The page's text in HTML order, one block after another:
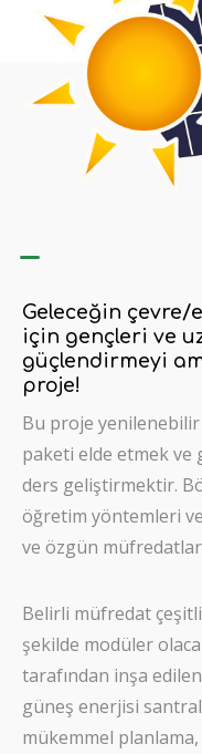
–
Geleceğin çevre/
için gençleri ve
güçlendirmeyi
proje!
Bu proje
paketi elde etmek
ders geliştirmektir.
öğretim yöntemleri
ve özgün
Belirli müfredat
şekilde modüler
tarafından inşa
güneş enerjisi
mükemmel